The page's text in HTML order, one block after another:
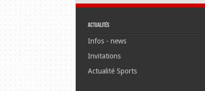
Actualités
Infos - news
Invitations
Actualité Sports